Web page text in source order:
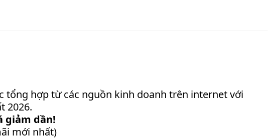
tổng hợp từ các nguồn kinh doanh trên internet với
2026.
giảm dần!
mới nhất)